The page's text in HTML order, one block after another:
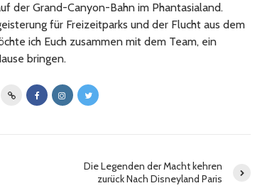
der Grand-Canyon-Bahn im Phantasialand.
für Freizeitparks und der Flucht aus dem
ich Euch zusammen mit dem Team, ein
bringen.
Die Legenden der Macht kehren
zurück Nach Disneyland Paris